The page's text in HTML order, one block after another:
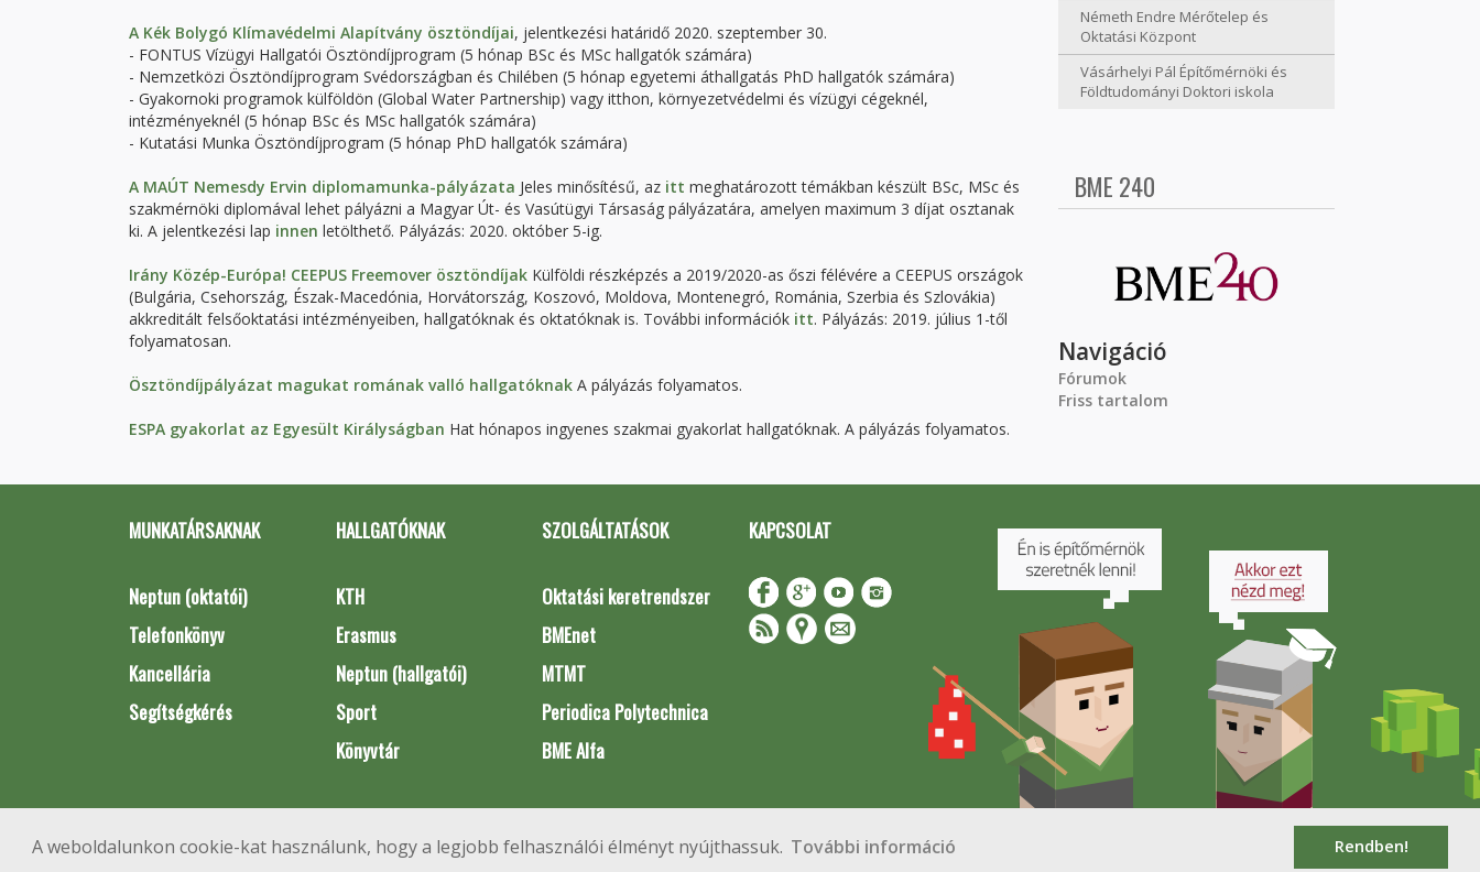
A weboldalunkon cookie-kat használunk, hogy a legjobb felhasználói élményt nyújthassuk. További információ Rendben!
A Kék Bolygó Klímavédelmi Alapítvány ösztöndíjai, jelentkezési határidő 2020. szeptember 30.
- FONTUS Vízügyi Hallgatói Ösztöndíjprogram (5 hónap BSc és MSc hallgatók számára)
- Nemzetközi Ösztöndíjprogram Svédországban és Chilében (5 hónap egyetemi áthallgatás PhD hallgatók számára)
- Gyakornoki programok külföldön (Global Water Partnership) vagy itthon, környezetvédelmi és vízügyi cégeknél,
intézményeknél (5 hónap BSc és MSc hallgatók számára)
- Kutatási Munka Ösztöndíjprogram (5 hónap PhD hallgatók számára)
A MAÚT Nemesdy Ervin diplomamunka-pályázata Jeles minősítésű, az itt meghatározott témákban készült BSc, MSc és
szakmérnöki diplomával lehet pályázni a Magyar Út- és Vasútügyi Társaság pályázatára, amelyen maximum 3 díjat osztanak
ki. A jelentkezési lap innen letölthető. Pályázás: 2020. október 5-ig.
Irány Közép-Európa! CEEPUS Freemover ösztöndíjak Külföldi részképzés a 2019/2020-as őszi félévére a CEEPUS országok
(Bulgária, Csehország, Észak-Macedónia, Horvátország, Koszovó, Moldova, Montenegró, Románia, Szerbia és Szlovákia)
akkreditált felsőoktatási intézményeiben, hallgatóknak és oktatóknak is. További információk itt. Pályázás: 2019. július 1-től
folyamatosan.
Ösztöndíjpályázat magukat romának valló hallgatóknak A pályázás folyamatos.
ESPA gyakorlat az Egyesült Királyságban Hat hónapos ingyenes szakmai gyakorlat hallgatóknak. A pályázás folyamatos.
Németh Endre Mérőtelep és
Oktatási Központ
Vásárhelyi Pál Építőmérnöki és
Földtudományi Doktori iskola
BME 240
Navigáció
Fórumok
Friss tartalom
MUNKATÁRSAKNAK
Neptun (oktatói)
Telefonkönyv
Kancellária
Segítségkérés
HALLGATÓKNAK
KTH
Erasmus
Neptun (hallgatói)
Sport
Könyvtár
SZOLGÁLTATÁSOK
Oktatási keretrendszer
BMEnet
MTMT
Periodica Polytechnica
BME Alfa
KAPCSOLAT
Impresszum
Copyright © 2020 BME Építőmérnöki Kar
1111 Budapest, Műegyetem rkp. 3.
+36 1 463 3531